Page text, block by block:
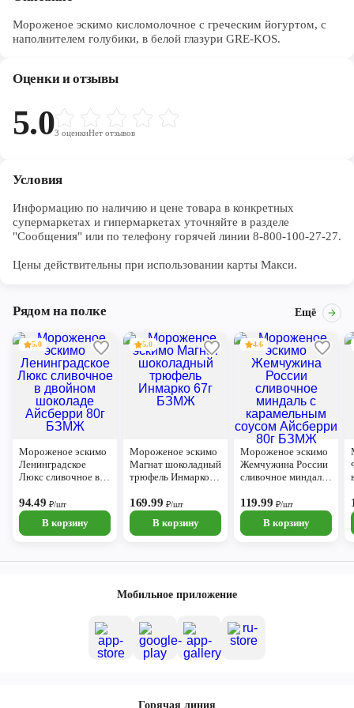
Мороженое эскимо кисломолочное с греческим йогуртом, с
наполнителем голубики, в белой глазури GRE-KOS.
Оценки и отзывы
5.03 оценкиНет отзывов
Условия
Информацию по наличию и цене товара в конкретных
супермаркетах и гипермаркетах уточняйте в разделе
"Сообщения" или по телефону горячей линии 8-800-100-27-27.
Цены действительны при использовании карты Макси.
Рядом на полке Ещё
5.0
Мороженое эскимо
Ленинградское
Люкс сливочное в
Айсберри 80г
БЗМЖ
94.49₽/шт
В корзину
5.0
Мороженое эскимо
Магнат шоколадный
трюфель Инмарко
169.99 ₽/шт
В корзину
4.6
Мороженое эскимо
Жемчужина России
сливочное миндаль
соусом Айсберри
80г БЗМЖ
119.99 ₽/шт
В корзину
Мобильное приложение
Горячая линия